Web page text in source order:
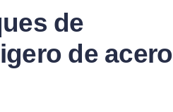
de
de acero